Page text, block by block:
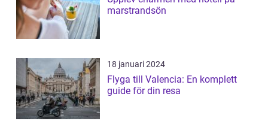
marstrandsön
18 januari 2024
Flyga till Valencia: En komplett
guide för din resa